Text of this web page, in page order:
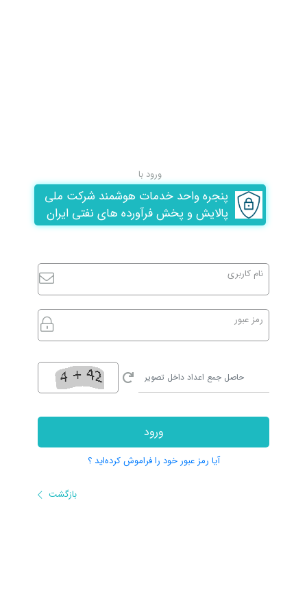
نام کاربری
رمز عبور
ورود
آیا رمز عبور خود را فراموش کرده‌اید ؟
بازگشت
ورود با
پنجره واحد خدمات هوشمند شرکت ملی
پالایش و پخش فرآورده های نفتی ایران